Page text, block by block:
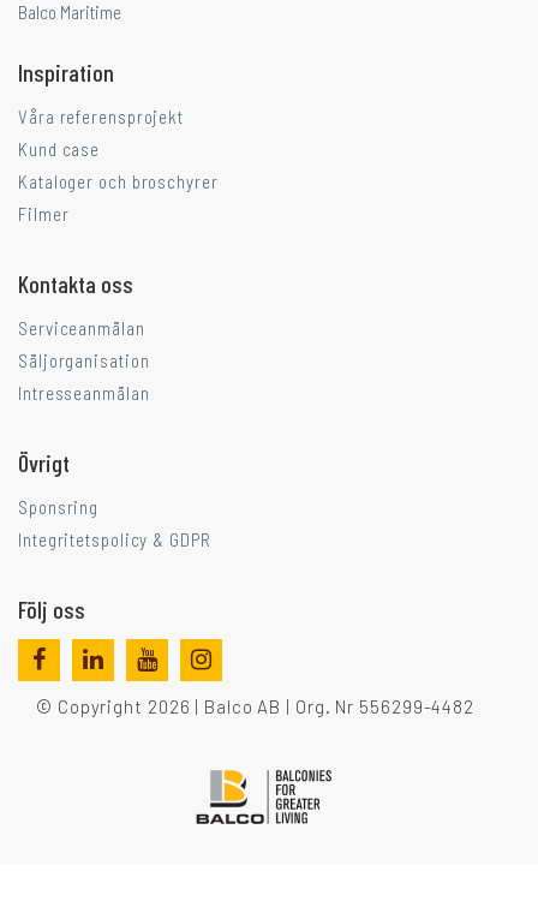
Balco Maritime
Inspiration
Våra referensprojekt
Kund case
Kataloger och broschyrer
Filmer
Kontakta oss
Serviceanmälan
Säljorganisation
Intresseanmälan
Övrigt
Sponsring
Integritetspolicy & GDPR
Följ oss
© Copyright 2026 | Balco AB | Org. Nr 556299-4482